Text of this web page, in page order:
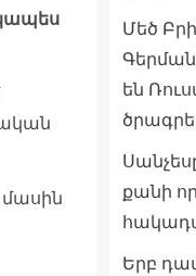
մասին
Մեծ
են
քանի
Երբ